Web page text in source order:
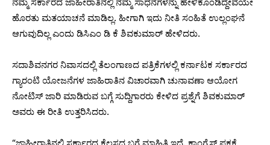
ನಮ್ಮ ಸರ್ಕಾರದ ಜಾಹೀರಾತಿನಲ್ಲಿ ನಮ್ಮ ಸಾಧನೆಗಳನ್ನು ಹೇಳಿಕೊಂಡಿದ್ದೇವೆಯೇ
ಹೊರತು ಮತಯಾಚನೆ ಮಾಡಿಲ್ಲ. ಹೀಗಾಗಿ ಇದು ನೀತಿ ಸಂಹಿತೆ ಉಲ್ಲಂಘನೆ
ಆಗುವುದಿಲ್ಲ ಎಂದು ಡಿಸಿಎಂ ಡಿ ಕೆ ಶಿವಕುಮಾರ್ ಹೇಳಿದರು.
ಸದಾಶಿವನಗರ ನಿವಾಸದಲ್ಲಿ ತೆಲಂಗಾಣದ ಪತ್ರಿಕೆಗಳಲ್ಲಿ ಕರ್ನಾಟಕ ಸರ್ಕಾರದ
ಗ್ಯಾರಂಟಿ ಯೋಜನೆಗಳ ಜಾಹಿರಾತಿನ ವಿಚಾರವಾಗಿ ಚುನಾವಣಾ ಆಯೋಗ
ನೋಟಿಸ್ ಜಾರಿ ಮಾಡಿರುವ ಬಗ್ಗೆ ಸುದ್ದಿಗಾರರು ಕೇಳಿದ ಪ್ರಶ್ನೆಗೆ ಶಿವಕುಮಾರ್
ಅವರು ಈ ರೀತಿ ಉತ್ತರಿಸಿದರು.